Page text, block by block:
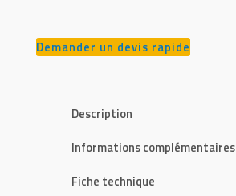
Demander un devis rapide
Description
Informations complémentaires
Fiche technique